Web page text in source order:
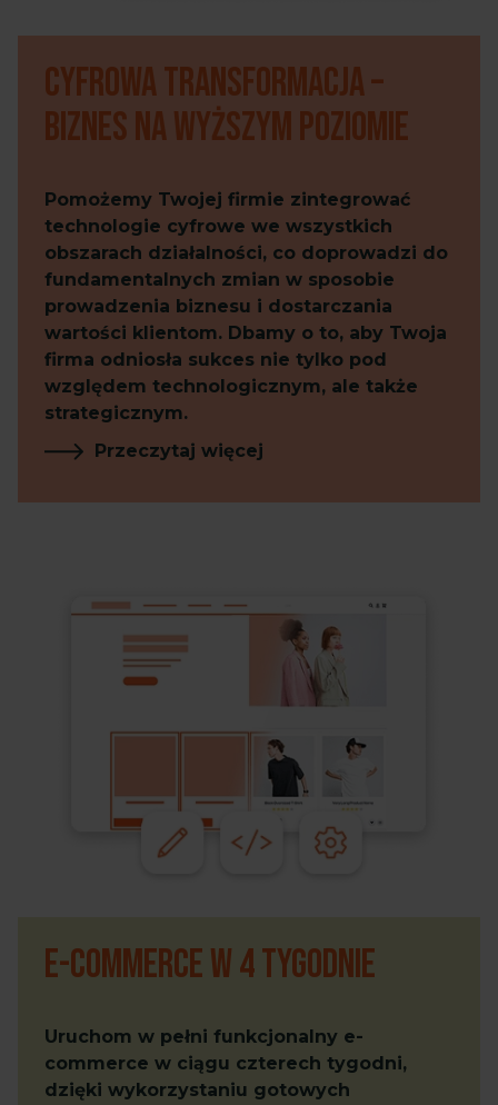
Cyfrowa transformacja –
biznes na wyższym poziomie
Pomożemy Twojej firmie zintegrować
technologie cyfrowe we wszystkich
obszarach działalności, co doprowadzi do
fundamentalnych zmian w sposobie
prowadzenia biznesu i dostarczania
wartości klientom. Dbamy o to, aby Twoja
firma odniosła sukces nie tylko pod
względem technologicznym, ale także
strategicznym.
Przeczytaj więcej
E-commerce w 4 tygodnie
Uruchom w pełni funkcjonalny e-
commerce w ciągu czterech tygodni,
dzięki wykorzystaniu gotowych